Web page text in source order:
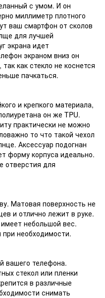
с умом. И он
миллиметр плотного
ваш смартфон от сколов
для лучшей
экрана идет
экраном вниз он
как стекло не коснется
пачкаться.
и крепкого материала,
он же TPU.
практически не можно
то что такой чехол
Аксессуар подогнан
форму корпуса идеально.
отверстия для
Матовая поверхность не
и отлично лежит в руке.
небольшой вес.
необходимости.
вашего телефона.
стекол или пленки
в различные
снимать